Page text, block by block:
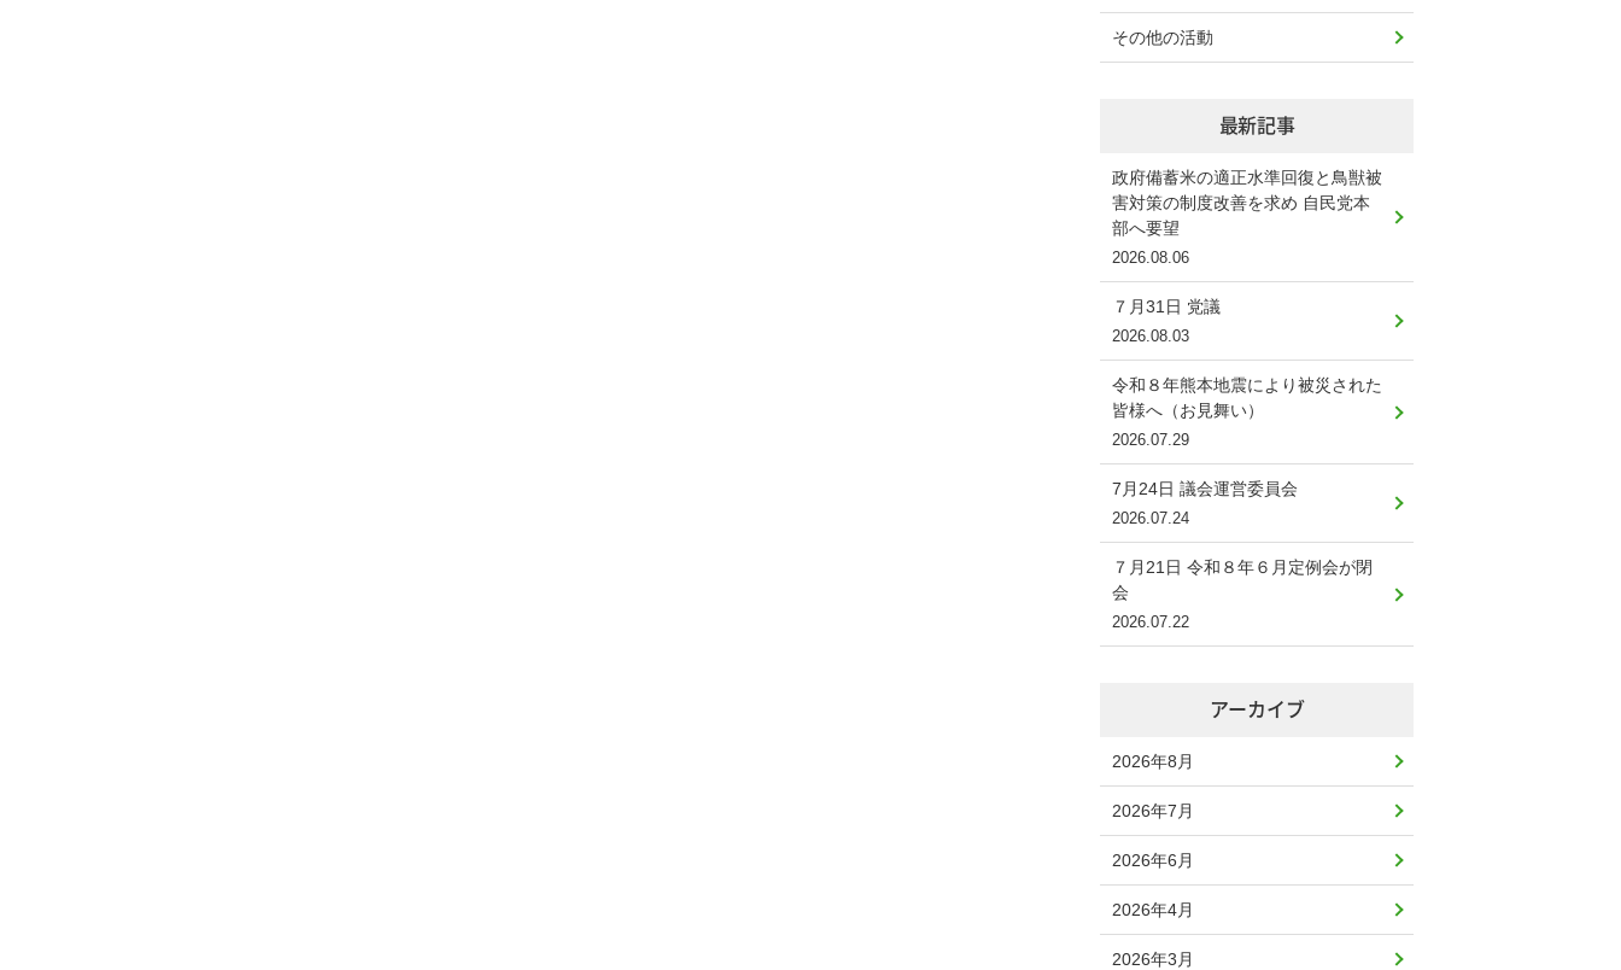
その他の活動
最新記事
政府備蓄米の適正水準回復と鳥獣被
害対策の制度改善を求め 自民党本
部へ要望
2026.08.06
７月31日 党議
2026.08.03
令和８年熊本地震により被災された
皆様へ（お見舞い）
2026.07.29
7月24日 議会運営委員会
2026.07.24
７月21日 令和８年６月定例会が閉
会
2026.07.22
アーカイブ
2026年8月
2026年7月
2026年6月
2026年4月
2026年3月